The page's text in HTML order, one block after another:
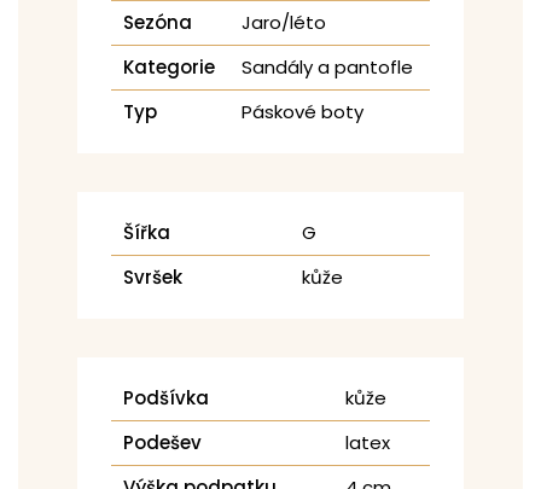
Sezóna
Jaro/léto
Kategorie
Sandály a pantofle
Typ
Páskové boty
Šířka
G
Svršek
kůže
Podšívka
kůže
Podešev
latex